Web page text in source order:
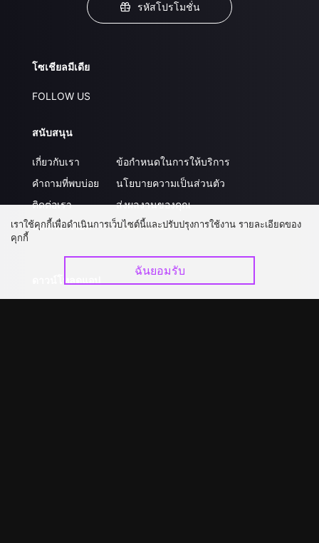
รหัสโปรโมชั่น
โซเชียลมีเดีย
FOLLOW US
สนับสนุน
เกี่ยวกับเรา
คำถามที่พบบ่อย
ติดต่อเรา
อัปเกรด วีไอพี
ข้อกำหนดในการให้บริการ
นโยบายความเป็นส่วนตัว
ส่งผลงานของคุณ
ร่วมงานกับเรา
เราใช้คุกกี้เพื่อดำเนินการเว็บไซต์นี้และปรับปรุงการใช้งาน รายละเอียดของ
คุกกี้
ฉันยอมรับ